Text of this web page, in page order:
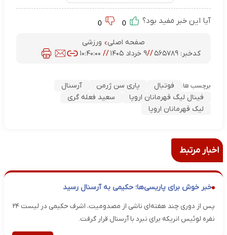
آیا این خبر مفید بود؟
صفحه اصلی
ورزشی
کدخبر: ۵۶۵۷۸۹ //۹ خرداد ۱۴۰۵ // ۱۰:۴۰:۰۰
برچسب ها: فوتبال پاری سن ژرمن
آرسنال
فینال لیگ قهرمانان اروپا
سعید فعله گری
لیک قهرمانان اروپا
اخبار مرتبط
خبر خوش برای پاریسی‌ها؛ حکیمی به آرسنال رسید
پس از دوری چند هفته‌ای ناشی از مصدومیت، اشرف حکیمی در لیست ۲۴
نفره لوئیس انریکه برای نبرد با آرسنال قرار گرفت.